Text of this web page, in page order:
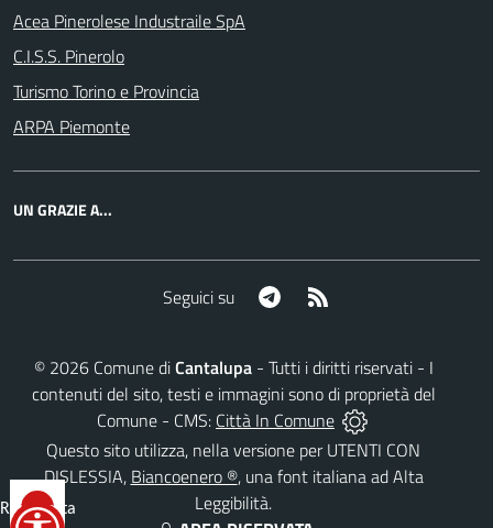
Acea Pinerolese Industraile SpA
C.I.S.S. Pinerolo
Turismo Torino e Provincia
ARPA Piemonte
UN GRAZIE A...
Seguici su Telegram
© 2026Comune diCantalupa- Tutti i diritti riservati - I
contenuti del sito, testi e immagini sono di proprietà del
Comune - CMS: Città In Comune
Questo sito utilizza, nella versione per UTENTI CON
DISLESSIA, Biancoenero ®, una font italiana ad Alta
Leggibilità.
Reimposta